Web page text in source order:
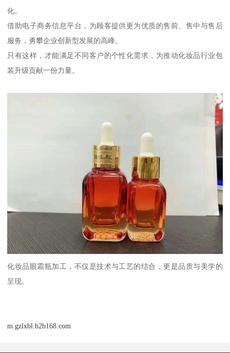
化。
借助电子商务信息平台，为顾客提供更为优质的售前、售中与售后
服务，勇攀企业创新型发展的高峰。
只有这样，才能满足不同客户的个性化需求，为推动化妆品行业包
装升级贡献一份力量。
化妆品眼霜瓶加工，不仅是技术与工艺的结合，更是品质与美学的
呈现。
m.gzlxbl.b2b168.com